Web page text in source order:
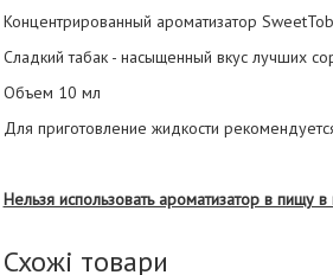
Концентрированный ароматизатор
Сладкий табак - насыщенный вкус лучших
Объем 10 мл
Для приготовление жидкости
Нельзя использовать ароматизатор в пищу
Схожі товари